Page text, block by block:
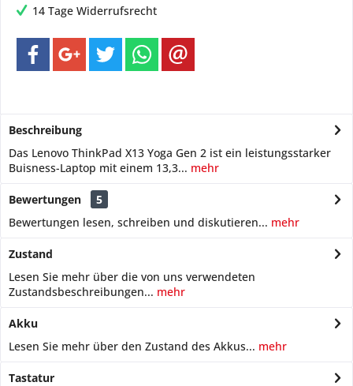
14 Tage Widerrufsrecht
Beschreibung
Das Lenovo ThinkPad X13 Yoga Gen 2 ist ein leistungsstarker
Buisness-Laptop mit einem 13,3... mehr
Bewertungen
5
Bewertungen lesen, schreiben und diskutieren... mehr
Zustand
Lesen Sie mehr über die von uns verwendeten
Zustandsbeschreibungen... mehr
Akku
Lesen Sie mehr über den Zustand des Akkus... mehr
Tastatur